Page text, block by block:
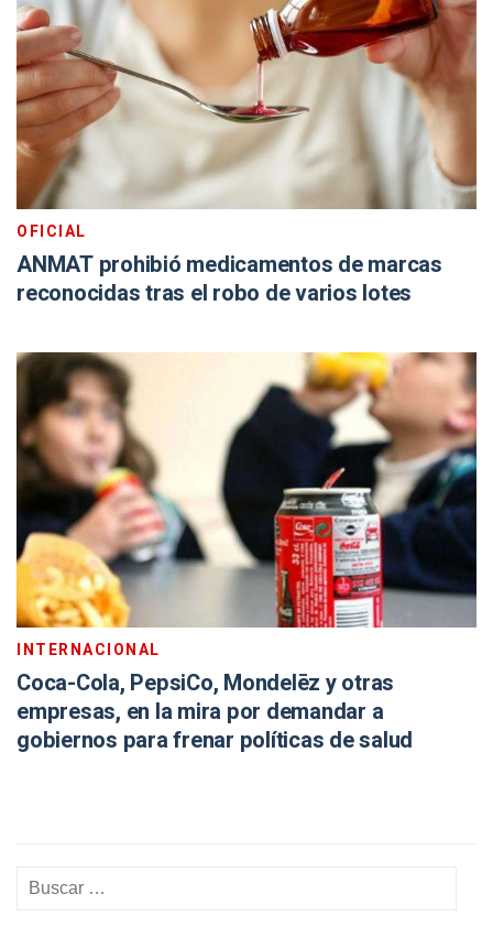
OFICIAL
ANMAT prohibió medicamentos de marcas
reconocidas tras el robo de varios lotes
INTERNACIONAL
Coca-Cola, PepsiCo, Mondelēz y otras
empresas, en la mira por demandar a
gobiernos para frenar políticas de salud